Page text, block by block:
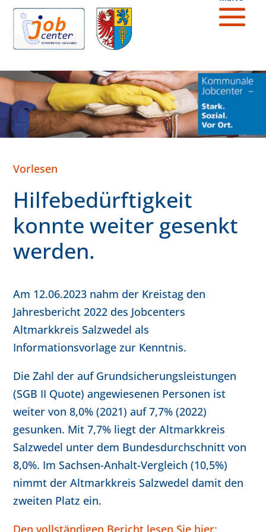
Vorlesen
Hilfebedürftigkeit
konnte weiter gesenkt
werden.
Am 12.06.2023 nahm der Kreistag den
Jahresbericht 2022 des Jobcenters
Altmarkkreis Salzwedel als
Informationsvorlage zur Kenntnis.
Die Zahl der auf Grundsicherungsleistungen
(SGB II Quote) angewiesenen Personen ist
weiter von 8,0% (2021) auf 7,7% (2022)
gesunken. Mit 7,7% liegt der Altmarkkreis
Salzwedel unter dem Bundesdurchschnitt von
8,0%. Im Sachsen-Anhalt-Vergleich (10,5%)
nimmt der Altmarkkreis Salzwedel damit den
zweiten Platz ein.